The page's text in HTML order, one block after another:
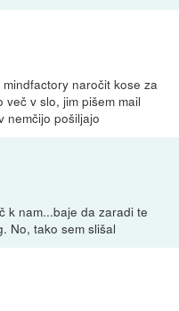
naročit kose za
v slo, jim pišem mail
nemčijo pošiljajo
k nam...baje da zaradi te
No, tako sem slišal